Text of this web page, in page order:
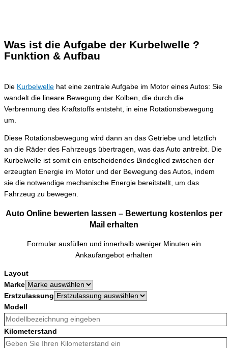
Was ist die Aufgabe der Kurbelwelle ?
Funktion & Aufbau
Die Kurbelwelle hat eine zentrale Aufgabe im Motor eines Autos: Sie
wandelt die lineare Bewegung der Kolben, die durch die
Verbrennung des Kraftstoffs entsteht, in eine Rotationsbewegung
um.
Diese Rotationsbewegung wird dann an das Getriebe und letztlich
an die Räder des Fahrzeugs übertragen, was das Auto antreibt. Die
Kurbelwelle ist somit ein entscheidendes Bindeglied zwischen der
erzeugten Energie im Motor und der Bewegung des Autos, indem
sie die notwendige mechanische Energie bereitstellt, um das
Fahrzeug zu bewegen.
Auto Online bewerten lassen – Bewertung kostenlos per
Mail erhalten
Formular ausfüllen und innerhalb weniger Minuten ein
Ankaufangebot erhalten
Layout
Marke
Erstzulassung
Modell
Kilometerstand